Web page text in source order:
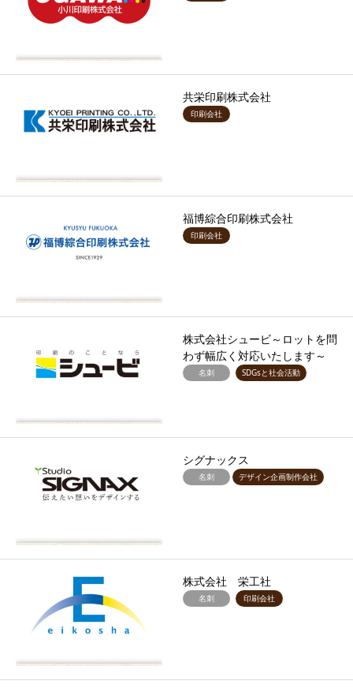
共栄印刷株式会社
印刷会社
福博綜合印刷株式会社
印刷会社
株式会社シュービ～ロットを問
わず幅広く対応いたします～
名刺 SDGsと社会活動
シグナックス
名刺 デザイン企画制作会社
株式会社 栄工社
名刺 印刷会社